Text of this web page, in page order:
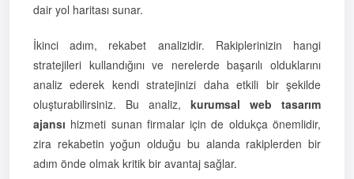
dair yol haritası sunar.
İkinci adım, rekabet analizidir. Rakiplerinizin hangi
stratejileri kullandığını ve nerelerde başarılı olduklarını
analiz ederek kendi stratejinizi daha etkili bir şekilde
oluşturabilirsiniz. Bu analiz, kurumsal web tasarım
ajansı hizmeti sunan firmalar için de oldukça önemlidir,
zira rekabetin yoğun olduğu bu alanda rakiplerden bir
adım önde olmak kritik bir avantaj sağlar.